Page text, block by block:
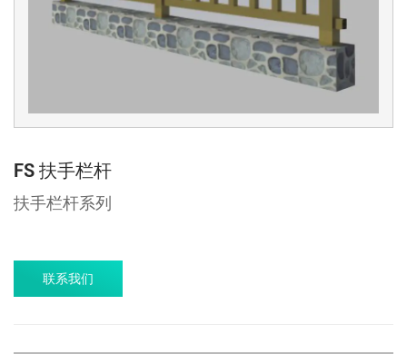
FS 扶手栏杆
扶手栏杆系列
联系我们